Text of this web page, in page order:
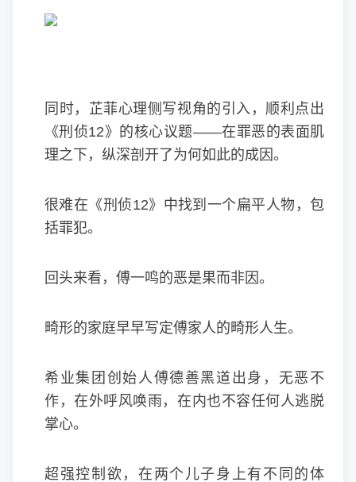
同时，芷菲心理侧写视角的引入，顺利点出
《刑侦12》的核心议题——在罪恶的表面肌
理之下，纵深剖开了为何如此的成因。
很难在《刑侦12》中找到一个扁平人物，包
括罪犯。
回头来看，傅一鸣的恶是果而非因。
畸形的家庭早早写定傅家人的畸形人生。
希业集团创始人傅德善黑道出身，无恶不
作，在外呼风唤雨，在内也不容任何人逃脱
掌心。
超强控制欲，在两个儿子身上有不同的体